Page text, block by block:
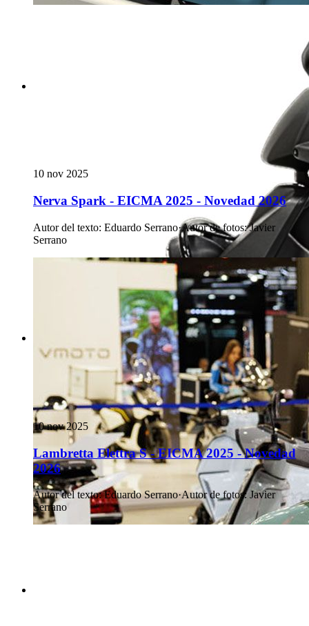
10 nov 2025
Nerva Spark - EICMA 2025 - Novedad 2026
Autor del texto: Eduardo Serrano·Autor de fotos: Javier
Serrano
10 nov 2025
Lambretta Elettra S - EICMA 2025 - Novedad
2026
Autor del texto: Eduardo Serrano·Autor de fotos: Javier
Serrano